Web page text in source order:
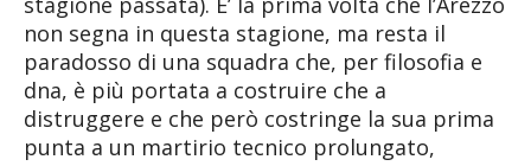
non segna in questa stagione, ma resta il
paradosso di una squadra che, per filosofia e
dna, è più portata a costruire che a
distruggere e che però costringe la sua prima
punta a un martirio tecnico prolungato,